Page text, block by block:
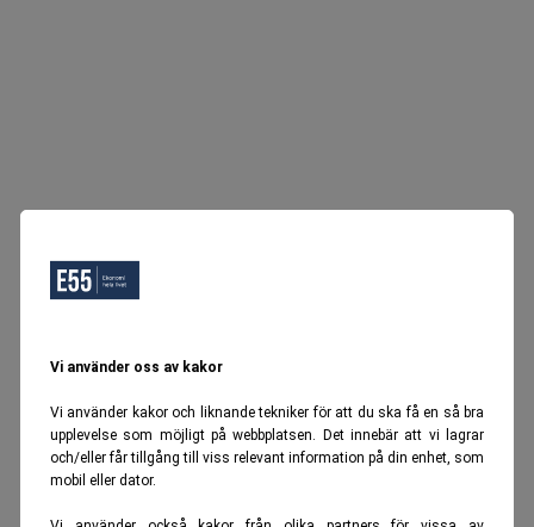
Vi använder oss av kakor
Vi använder kakor och liknande tekniker för att du ska få en så bra
upplevelse som möjligt på webbplatsen. Det innebär att vi lagrar
och/eller får tillgång till viss relevant information på din enhet, som
mobil eller dator.